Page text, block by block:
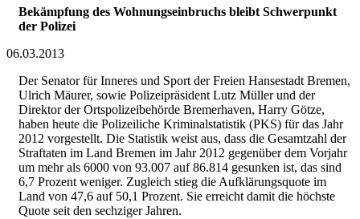
Bekämpfung des Wohnungseinbruchs bleibt Schwerpunkt
der Polizei
06.03.2013
Der Senator für Inneres und Sport der Freien Hansestadt Bremen,
Ulrich Mäurer, sowie Polizeipräsident Lutz Müller und der
Direktor der Ortspolizeibehörde Bremerhaven, Harry Götze,
haben heute die Polizeiliche Kriminalstatistik (PKS) für das Jahr
2012 vorgestellt. Die Statistik weist aus, dass die Gesamtzahl der
Straftaten im Land Bremen im Jahr 2012 gegenüber dem Vorjahr
um mehr als 6000 von 93.007 auf 86.814 gesunken ist, das sind
6,7 Prozent weniger. Zugleich stieg die Aufklärungsquote im
Land von 47,6 auf 50,1 Prozent. Sie erreicht damit die höchste
Quote seit den sechziger Jahren.